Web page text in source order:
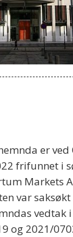
er
frifunnet i
Markets
var
vedtak i
og 2021/